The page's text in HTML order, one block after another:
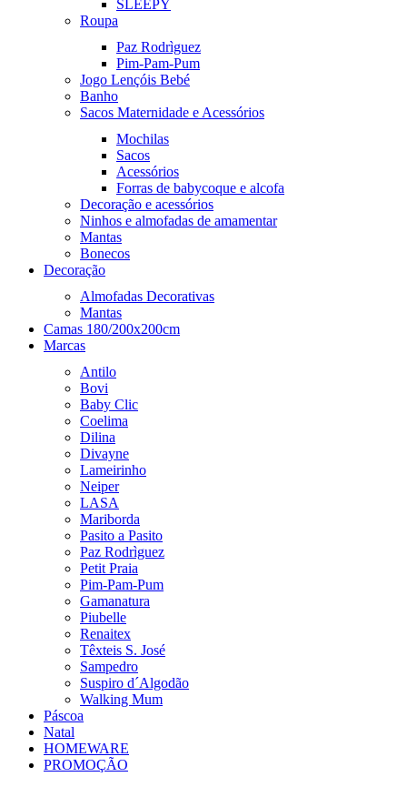
SLEEPY
Roupa
Paz Rodrìguez
Pim-Pam-Pum
Jogo Lençóis Bebé
Banho
Sacos Maternidade e Acessórios
Mochilas
Sacos
Acessórios
Forras de babycoque e alcofa
Decoração e acessórios
Ninhos e almofadas de amamentar
Mantas
Bonecos
Decoração
Almofadas Decorativas
Mantas
Camas 180/200x200cm
Marcas
Antilo
Bovi
Baby Clic
Coelima
Dilina
Divayne
Lameirinho
Neiper
LASA
Mariborda
Pasito a Pasito
Paz Rodrìguez
Petit Praia
Pim-Pam-Pum
Gamanatura
Piubelle
Renaitex
Têxteis S. José
Sampedro
Suspiro d´Algodão
Walking Mum
Páscoa
Natal
HOMEWARE
PROMOÇÃO